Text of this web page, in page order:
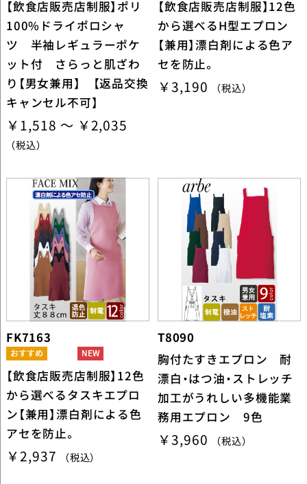
【飲食店販売店制服】ポリ
100%ドライポロシャ
ツ 半袖レギュラーポケ
ット付 さらっと肌ざわ
り【男女兼用】 【返品交換
キャンセル不可】
￥1,518 ～ ￥2,035
（税込）
【飲食店販売店制服】12色
から選べるH型エプロン
【兼用】漂白剤による色ア
セを防止。
￥3,190 （税込）
FK7163
【飲食店販売店制服】12色
から選べるタスキエプロ
ン【兼用】漂白剤による色
アセを防止。
￥2,937 （税込）
T8090
胸付たすきエプロン 耐
漂白・はつ油・ストレッチ
加工がうれしい多機能業
務用エプロン 9色
￥3,960 （税込）